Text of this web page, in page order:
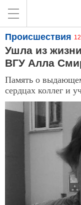
Происшествия
Ушла из
ВГУ Алла
Память о
сердцах коллег и